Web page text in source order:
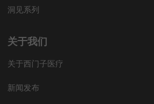
洞见系列
关于我们
关于西门子医疗
新闻发布